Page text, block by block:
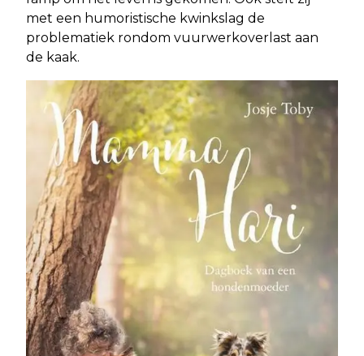
met een humoristische kwinkslag de
problematiek rondom vuurwerkoverlast aan
de kaak.